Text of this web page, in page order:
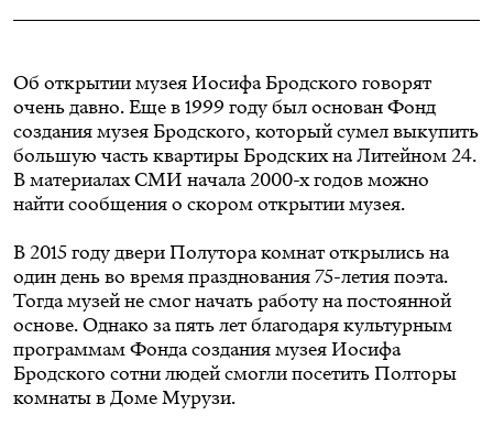
Об открытии музея Иосифа Бродского говорят
очень давно. Еще в 1999 году был основан Фонд
создания музея Бродского, который сумел выкупить
большую часть квартиры Бродских на Литейном 24.
В материалах СМИ начала 2000-х годов можно
найти сообщения о скором открытии музея.
В 2015 году двери Полутора комнат открылись на
один день во время празднования 75-летия поэта.
Тогда музей не смог начать работу на постоянной
основе. Однако за пять лет благодаря культурным
программам Фонда создания музея Иосифа
Бродского сотни людей смогли посетить Полторы
комнаты в Доме Мурузи.